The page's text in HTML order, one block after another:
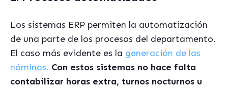
Los sistemas ERP permiten la automatización
de una parte de los procesos del departamento.
El caso más evidente es la generación de las
nóminas. Con estos sistemas no hace falta
contabilizar horas extra, turnos nocturnos u